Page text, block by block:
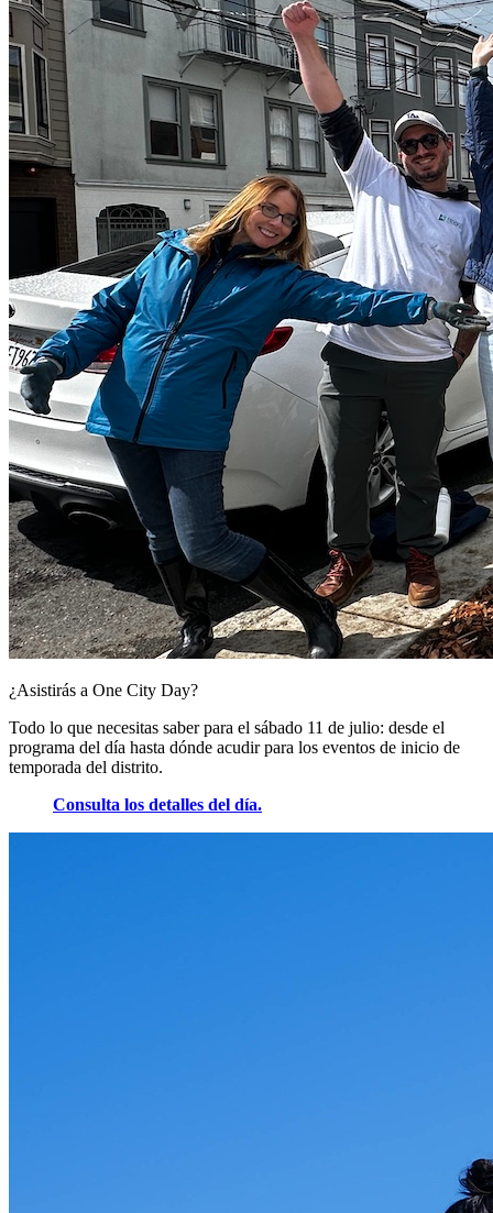
¿Asistirás a One City Day?
Todo lo que necesitas saber para el sábado 11 de julio: desde el
programa del día hasta dónde acudir para los eventos de inicio de
temporada del distrito.
Consulta los detalles del día.